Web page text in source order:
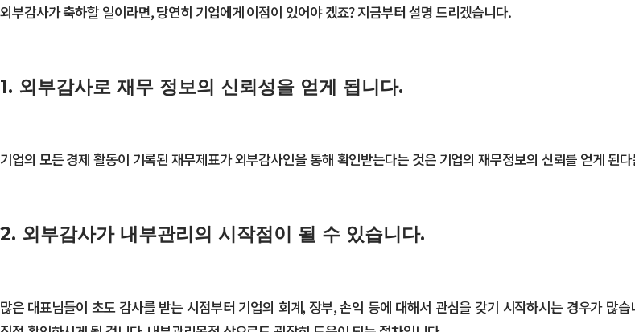
외부감사가 축하할 일이라면, 당연히 기업에게 이점이 있어야 겠죠? 지금부터 설명 드리겠습니다.
1. 외부감사로 재무 정보의 신뢰성을 얻게 됩니다.
기업의 모든 경제 활동이 기록된 재무제표가 외부감사인을 통해 확인받는다는 것은 기업의 재무정보의 신뢰를 얻게 된
2. 외부감사가 내부관리의 시작점이 될 수 있습니다.
많은 대표님들이 초도 감사를 받는 시점부터 기업의 회계, 장부, 손익 등에 대해서 관심을 갖기 시작하시는 경우가 많